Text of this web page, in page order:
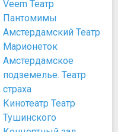
Veem Театр
Пантомимы
Амстердамский Театр
Марионеток
Амстердамское
подземелье. Театр
страха
Кинотеатр Театр
Тушинского